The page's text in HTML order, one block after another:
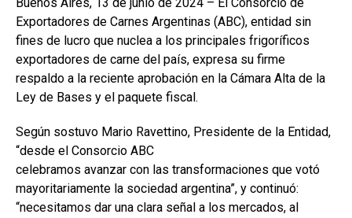
o
o
k
A
p
p
n
ar
tir
Exportadores de Carnes Argentinas (ABC), entidad sin
fines de lucro que nuclea a los principales frigoríficos
exportadores de carne del país, expresa su firme
respaldo a la reciente aprobación en la Cámara Alta de la
Ley de Bases y el paquete fiscal.
Según sostuvo Mario Ravettino, Presidente de la Entidad,
“desde el Consorcio ABC
celebramos avanzar con las transformaciones que votó
mayoritariamente la sociedad argentina”, y continuó:
“necesitamos dar una clara señal a los mercados, al